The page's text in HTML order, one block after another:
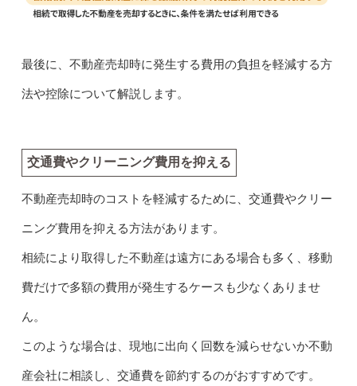
最後に、不動産売却時に発生する費用の負担を軽減する方
法や控除について解説します。
交通費やクリーニング費用を抑える
不動産売却時のコストを軽減するために、交通費やクリー
ニング費用を抑える方法があります。
相続により取得した不動産は遠方にある場合も多く、移動
費だけで多額の費用が発生するケースも少なくありませ
ん。
このような場合は、現地に出向く回数を減らせないか不動
産会社に相談し、交通費を節約するのがおすすめです。